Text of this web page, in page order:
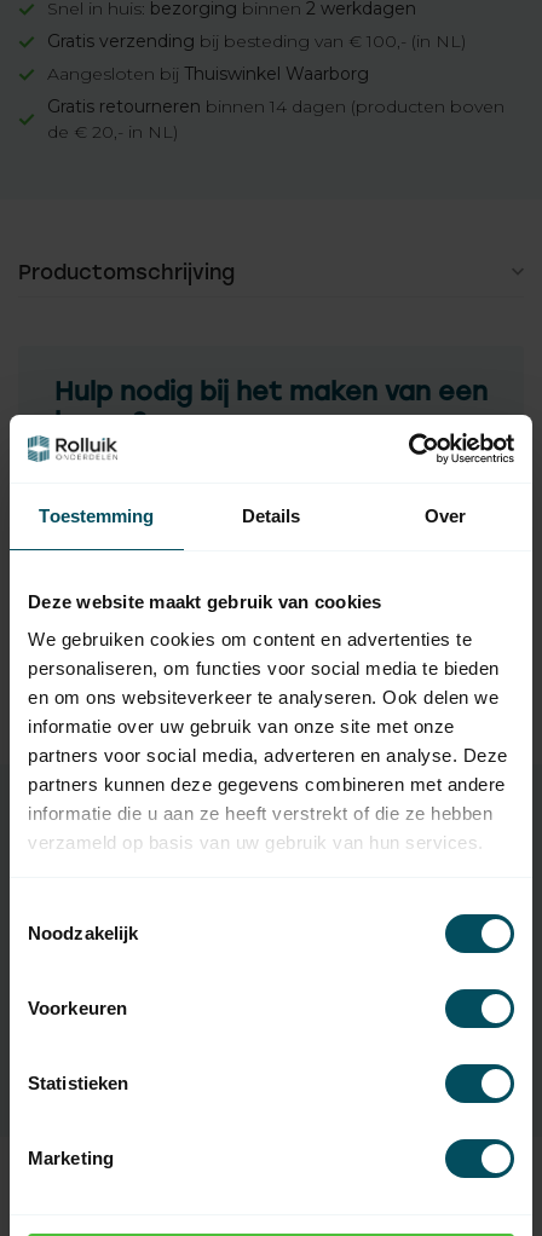
Toestemming Details Over
Deze website maakt gebruik van cookies
We gebruiken cookies om content en advertenties te
personaliseren, om functies voor social media te bieden
en om ons websiteverkeer te analyseren. Ook delen we
informatie over uw gebruik van onze site met onze
partners voor social media, adverteren en analyse. Deze
partners kunnen deze gegevens combineren met andere
informatie die u aan ze heeft verstrekt of die ze hebben
verzameld op basis van uw gebruik van hun services.
Noodzakelijk
Voorkeuren
Statistieken
Marketing
Snel in huis: bezorging binnen 2 werkdagen
Gratis verzending bij besteding van € 100,- (in NL)
Aangesloten bij Thuiswinkel Waarborg
Gratis retourneren binnen 14 dagen (producten boven
de € 20,- in NL)
Productomschrijving
Hulp nodig bij het maken van een
keuze?
Neem contact op met een van onze medewerkers
Vraag het de expert
TypeError: Failed to fetch
https://www.rolluikonderdelen.nl/nl/beveiligingsrolluiken
/eindnokken-arretering/
Artikelnummer